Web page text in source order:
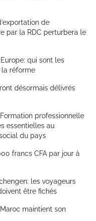
de
par la RDC perturbera le
qui sont les
la réforme
désormais délivrés
professionnelle
essentielles au
du pays
francs CFA par jour à
les voyageurs
être fichés
maintient son